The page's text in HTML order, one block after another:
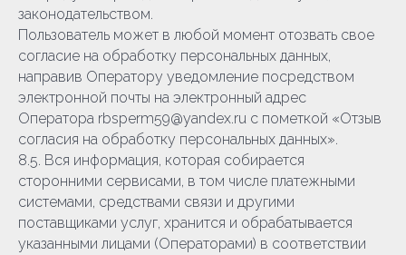
законодательством.
Пользователь может в любой момент отозвать свое
согласие на обработку персональных данных,
направив Оператору уведомление посредством
электронной почты на электронный адрес
Оператора rbsperm59@yandex.ru с пометкой «Отзыв
согласия на обработку персональных данных».
8.5. Вся информация, которая собирается
сторонними сервисами, в том числе платежными
системами, средствами связи и другими
поставщиками услуг, хранится и обрабатывается
указанными лицами (Операторами) в соответствии